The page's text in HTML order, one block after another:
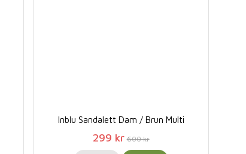
Inblu Sandalett Dam / Brun Multi
299 kr 600 kr